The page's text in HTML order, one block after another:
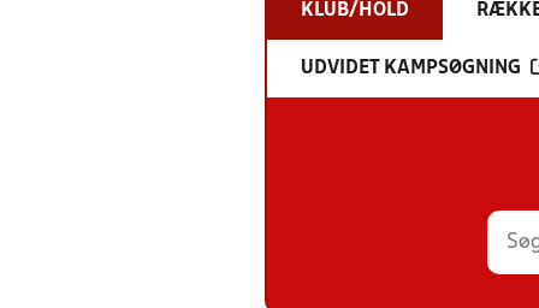
KLUB/HOLD
UDVIDET KAMPSØGNING